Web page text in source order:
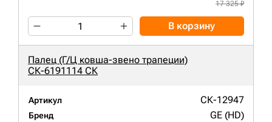
17 325 ₽
В корзину
Палец (Г/Ц ковша-звено трапеции)
СК-6191114 СК
Артикул СК-12947
Бренд GE (HD)